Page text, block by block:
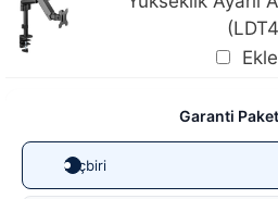
Ekle
Garanti
Hiçbiri